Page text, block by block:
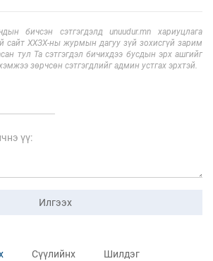
бичсэн сэтгэгдэлд unuudur.mn хариуцлага
сайт ХХЗХ-ны журмын дагуу зүй зохисгүй зарим
тул Та сэтгэгдэл бичихдээ бусдын эрх ашгийг
зөрчсөн сэтгэгдлийг админ устгах эрхтэй.
Илгээх
Сүүлийнх Шилдэг